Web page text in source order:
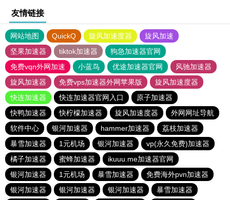
友情链接
网站地图 QuickQ 旋风加速度器
旋风加速
坚果加速器
tiktok加速器
狗急加速器官网
免费vqn外网加速
小蓝鸟 优途加速器官网
风驰加速器
旋风加速器
免费vps加速器外网苹果版
旋风加速度器
快连加速器
快连加速器官网入口
原子加速器
快鸭加速器
快柠檬加速器 旋风加速度器
外网网址导航
软件中心
银河加速器 hammer加速器
荔枝加速器
暴雪加速器
1元机场 银河加速器
vp(永久免费)加速器
橘子加速器
蜜蜂加速器
ikuuu.me加速器官网
银河加速器
1元机场 暴雪加速器
免费海外pvn加速器
银河加速器
银河加速器 银河加速器 暴雪加速器